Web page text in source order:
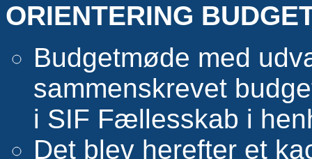
ORIENTERING
Budgetmøde med
sammenskrevet
i SIF Fællesskab i
Det blev herefter et